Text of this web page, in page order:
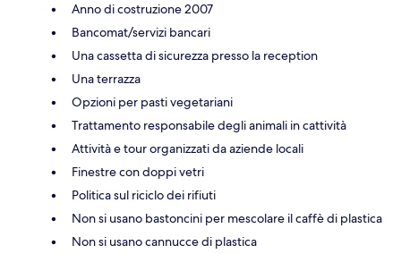
Anno di costruzione 2007
Bancomat/servizi bancari
Una cassetta di sicurezza presso la reception
Una terrazza
Opzioni per pasti vegetariani
Trattamento responsabile degli animali in cattività
Attività e tour organizzati da aziende locali
Finestre con doppi vetri
Politica sul riciclo dei rifiuti
Non si usano bastoncini per mescolare il caffè di plastica
Non si usano cannucce di plastica